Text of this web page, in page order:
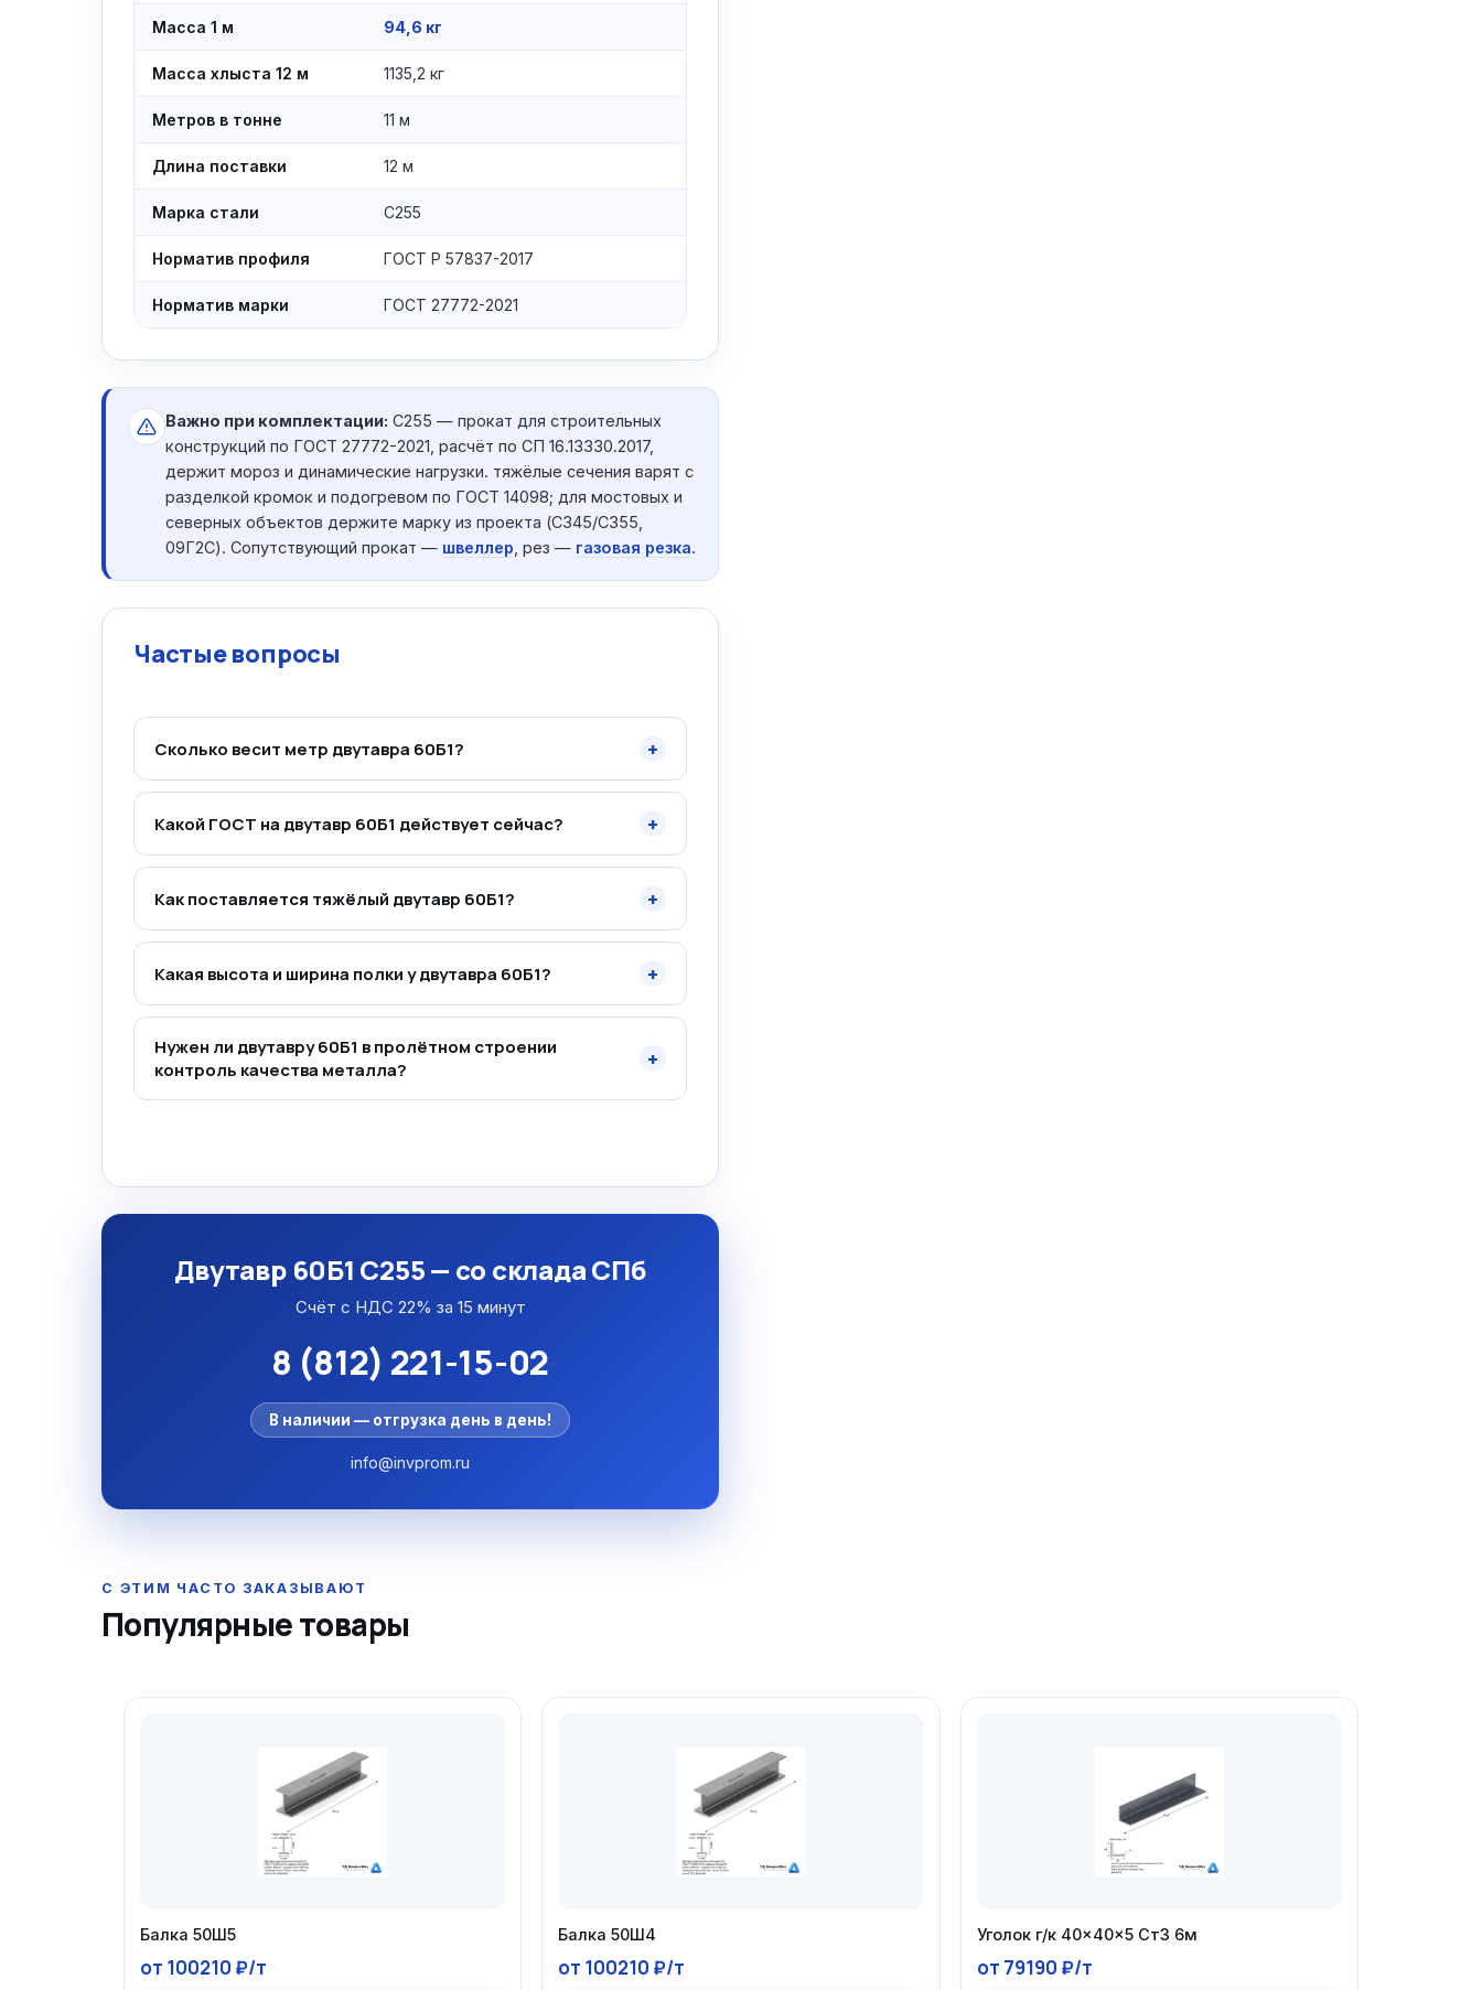
Масса 1 м 94,6 кг
Масса хлыста 12 м 1135,2 кг
Метров в тонне 11 м
Длина поставки 12 м
Марка стали С255
Норматив профиля ГОСТ Р 57837-2017
Норматив марки ГОСТ 27772-2021
Важно при комплектации: С255 — прокат для строительных
конструкций по ГОСТ 27772-2021, расчёт по СП 16.13330.2017,
держит мороз и динамические нагрузки. тяжёлые сечения варят с
разделкой кромок и подогревом по ГОСТ 14098; для мостовых и
северных объектов держите марку из проекта (С345/С355,
09Г2С). Сопутствующий прокат — швеллер , рез — газовая резка.
Частые вопросы
Сколько весит метр двутавра 60Б1? +
Какой ГОСТ на двутавр 60Б1 действует сейчас? +
Как поставляется тяжёлый двутавр 60Б1? +
Какая высота и ширина полки у двутавра 60Б1? +
Нужен ли двутавру 60Б1 в пролётном строении
контроль качества металла?
+
Двутавр 60Б1 С255 — со склада СПб
Счёт с НДС 22% за 15 минут
8 (812) 221-15-02
В наличии — отгрузка день в день!
info@invprom.ru
Популярные товары
Балка 50Ш5
от 100210 ₽/т
Балка 50Ш4
от 100210 ₽/т
Уголок г/к 40×40×5 Ст3 6м
от 79190 ₽/т